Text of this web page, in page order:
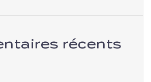
récents